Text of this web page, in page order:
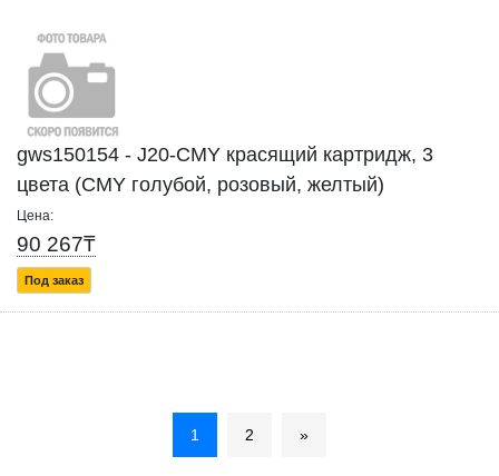
gws150154 - J20-CMY красящий картридж, 3
цвета (CMY голубой, розовый, желтый)
Цена:
90 267₸
Под заказ
1 2 »